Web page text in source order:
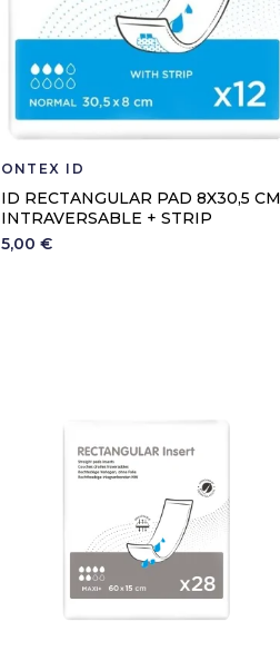
ONTEX ID
ID RECTANGULAR PAD 8X30,5 CM
INTRAVERSABLE + STRIP
5,00 €